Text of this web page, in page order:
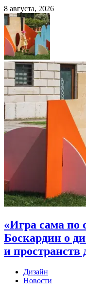
8 августа, 2026
«Игра сама
Боскардин о
и
Дизайн
Новости